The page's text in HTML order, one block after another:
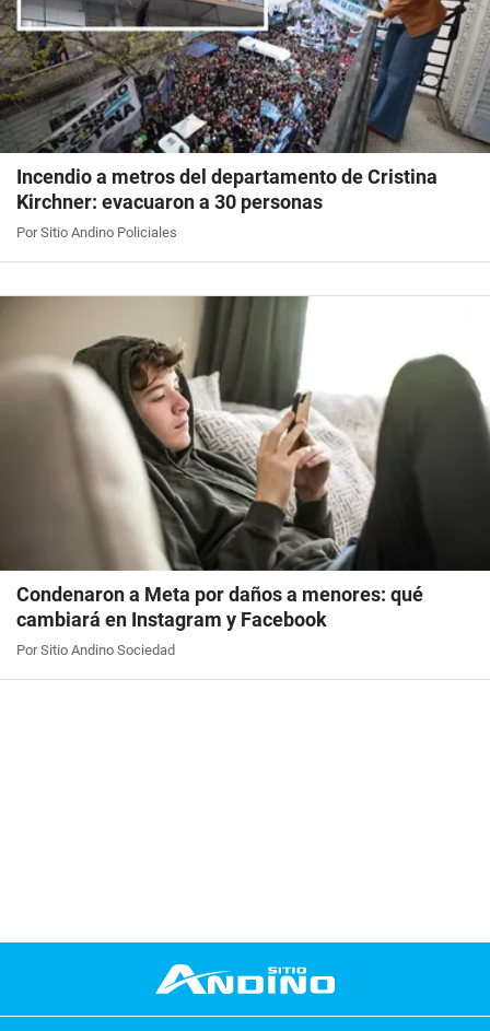
Incendio a metros del departamento de Cristina
Kirchner: evacuaron a 30 personas
Por Sitio Andino Policiales
Condenaron a Meta por daños a menores: qué
cambiará en Instagram y Facebook
Por Sitio Andino Sociedad